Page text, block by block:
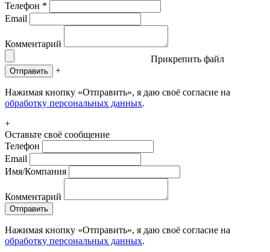
Телефон *
Email
Комментарий
Прикрепить файл
Отправить +
Нажимая кнопку «Отправить», я даю своё согласие на
обработку персональных данных.
+
Оставьте своё сообщение
Телефон
Email
Имя/Компания
Комментарий
Отправить
Нажимая кнопку «Отправить», я даю своё согласие на
обработку персональных данных.